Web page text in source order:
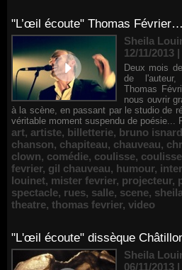
"L’œil écoute" Thomas
Sheila
12/11/2013 |
Deux mois
de l'auteur,
Thomas
nous ouvrir
à la scène, en passant par le studio de
véritable moment suspendu de poésie...
art, artiste, billetterie, bruno
chanson, chapiteau, chauveau,
clown, comédie, coulisse,
fevrier, gil chauveau, humour,
louinet, mister fevrier, projecteur,
spectacle, rues, salle, scene,
theatre, thomas fevrier, video
"L'œil écoute" dissèque
Sheila
06/11/2013 |